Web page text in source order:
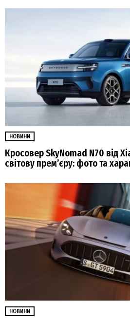
НОВИНИ
Кросовер SkyNomad N70 від
світову прем’єру: фото та
НОВИНИ